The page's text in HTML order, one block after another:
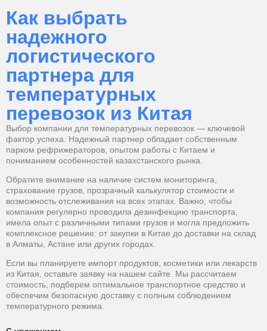
Как выбрать
надежного
логистического
партнера для
температурных
перевозок из Китая
Выбор компании для температурных перевозок — ключевой
фактор успеха. Надежный партнер обладает собственным
парком рефрижераторов, опытом работы с Китаем и
пониманием особенностей казахстанского рынка.
Обратите внимание на наличие систем мониторинга,
страхование грузов, прозрачный калькулятор стоимости и
возможность отслеживания на всех этапах. Важно, чтобы
компания регулярно проводила дезинфекцию транспорта,
имела опыт с различными типами грузов и могла предложить
комплексное решение: от закупки в Китае до доставки на склад
в Алматы, Астане или других городах.
Если вы планируете импорт продуктов, косметики или лекарств
из Китая, оставьте заявку на нашем сайте. Мы рассчитаем
стоимость, подберем оптимальное транспортное средство и
обеспечим безопасную доставку с полным соблюдением
температурного режима.